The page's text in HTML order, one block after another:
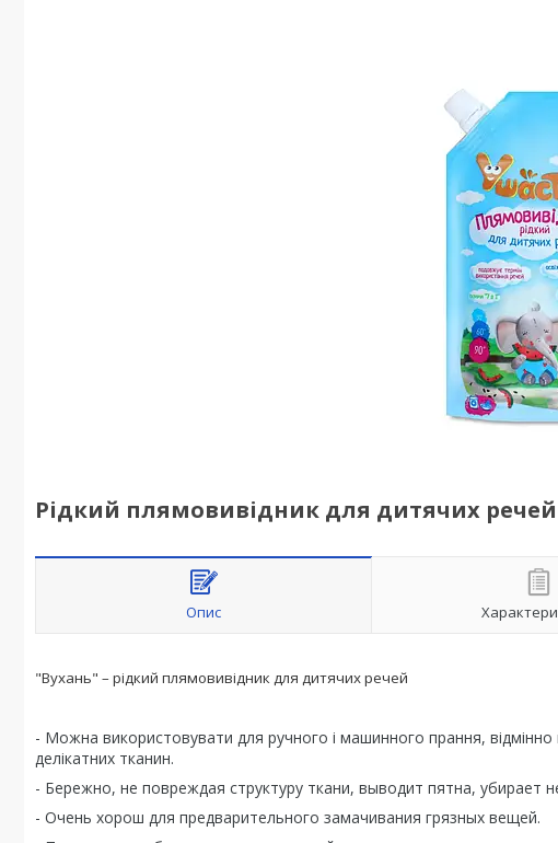
Рідкий плямовивідник для дитячих
Опис
"Вухань" – рідкий плямовивідник для дитячих речей
- Можна використовувати для ручного і машинного прання,
делікатних тканин.
- Бережно, не повреждая структуру ткани, выводит пятна, убирает
- Очень хорош для предварительного замачивания грязных вещей.